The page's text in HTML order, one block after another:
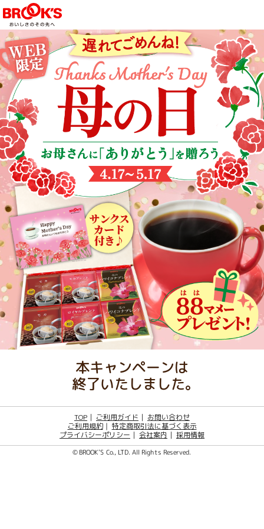
本キャンペーンは
終了いたしました｡
TOP ｜ ご利用ガイド ｜ お問い合わせ
ご利用規約｜ 特定商取引法に基づく表示
プライバシーポリシー ｜ 会社案内 ｜ 採用情報
© BROOK'S Co., LTD. All Rights Reserved.